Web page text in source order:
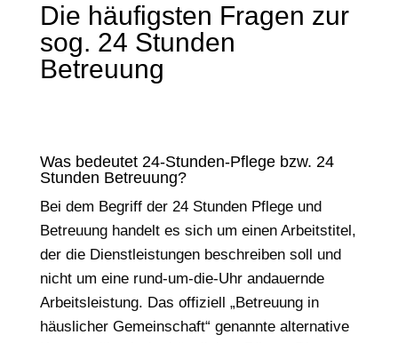
Die häufigsten Fragen zur
sog. 24 Stunden
Betreuung
Was bedeutet 24-Stunden-Pflege bzw. 24
Stunden Betreuung?
Bei dem Begriff der 24 Stunden Pflege und
Betreuung handelt es sich um einen Arbeitstitel,
der die Dienstleistungen beschreiben soll und
nicht um eine rund-um-die-Uhr andauernde
Arbeitsleistung. Das offiziell „Betreuung in
häuslicher Gemeinschaft“ genannte alternative